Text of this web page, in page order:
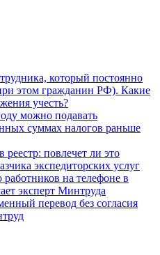
который постоянно
этом гражданин РФ). Какие
учесть?
можно подавать
суммах налогов раньше
повлечет ли это
экспедиторских услуг
на телефоне в
эксперт Минтруда
перевод без согласия